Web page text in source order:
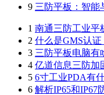
9 三防平板：智能
1 南通三防工业
2 什么是GMS认证
3 三防平板电脑有
4 亿道信息三防加
5 6寸工业PDA有
6 解析IP65和IP67